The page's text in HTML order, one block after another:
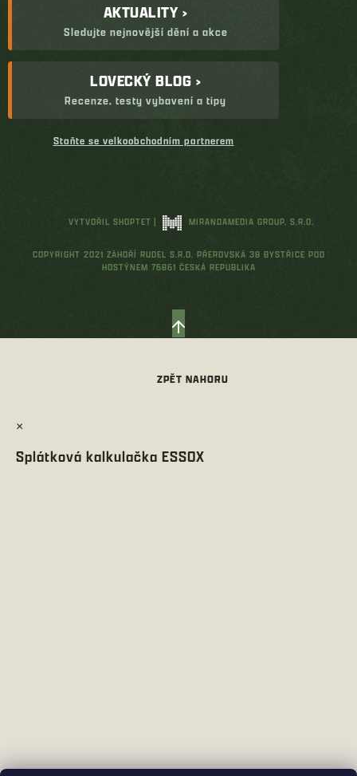
AKTUALITY ›
Sledujte nejnovější dění a akce
LOVECKÝ BLOG ›
Recenze, testy vybavení a tipy
Staňte se velkoobchodním partnerem
VYTVOŘIL SHOPTET | MIRANDAMEDIA GROUP, S.R.O.
COPYRIGHT 2021 ZÁHOŘÍ RUDEL S.R.O. PŘEROVSKÁ 38 BYSTŘICE POD
HOSTÝNEM 76861 ČESKÁ REPUBLIKA
×
Splátková kalkulačka ESSOX